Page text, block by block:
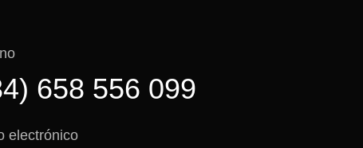
658 556 099
electrónico